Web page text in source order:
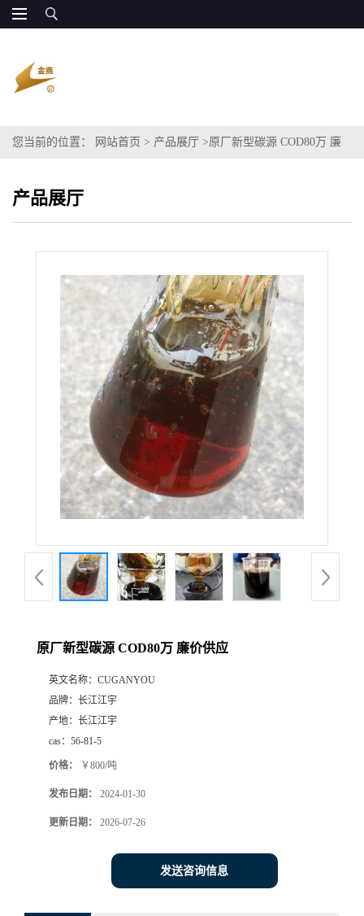
您当前的位置： 网站首页 > 产品展厅 >原厂新型碳源 COD80万 廉
产品展厅
原厂新型碳源 COD80万 廉价供应
英文名称： CUGANYOU
品牌： 长江江宇
产地： 长江江宇
cas： 56-81-5
价格： ￥800/吨
发布日期： 2024-01-30
更新日期： 2026-07-26
发送咨询信息